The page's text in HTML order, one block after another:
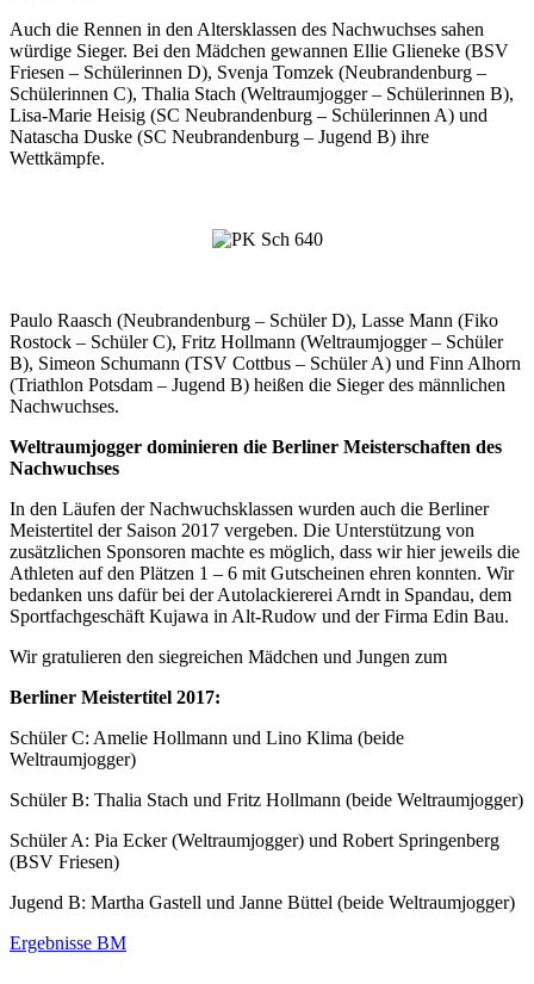
Auch die Rennen in den Altersklassen des Nachwuchses sahen
würdige Sieger. Bei den Mädchen gewannen Ellie Glieneke (BSV
Friesen – Schülerinnen D), Svenja Tomzek (Neubrandenburg –
Schülerinnen C), Thalia Stach (Weltraumjogger – Schülerinnen B),
Lisa-Marie Heisig (SC Neubrandenburg – Schülerinnen A) und
Natascha Duske (SC Neubrandenburg – Jugend B) ihre
Wettkämpfe.
Paulo Raasch (Neubrandenburg – Schüler D), Lasse Mann (Fiko
Rostock – Schüler C), Fritz Hollmann (Weltraumjogger – Schüler
B), Simeon Schumann (TSV Cottbus – Schüler A) und Finn Alhorn
(Triathlon Potsdam – Jugend B) heißen die Sieger des männlichen
Nachwuchses.
Weltraumjogger dominieren die Berliner Meisterschaften des
Nachwuchses
In den Läufen der Nachwuchsklassen wurden auch die Berliner
Meistertitel der Saison 2017 vergeben. Die Unterstützung von
zusätzlichen Sponsoren machte es möglich, dass wir hier jeweils die
Athleten auf den Plätzen 1 – 6 mit Gutscheinen ehren konnten. Wir
bedanken uns dafür bei der Autolackiererei Arndt in Spandau, dem
Sportfachgeschäft Kujawa in Alt-Rudow und der Firma Edin Bau.
Wir gratulieren den siegreichen Mädchen und Jungen zum
Berliner Meistertitel 2017:
Schüler C: Amelie Hollmann und Lino Klima (beide
Weltraumjogger)
Schüler B: Thalia Stach und Fritz Hollmann (beide Weltraumjogger)
Schüler A: Pia Ecker (Weltraumjogger) und Robert Springenberg
(BSV Friesen)
Jugend B: Martha Gastell und Janne Büttel (beide Weltraumjogger)
Ergebnisse BM